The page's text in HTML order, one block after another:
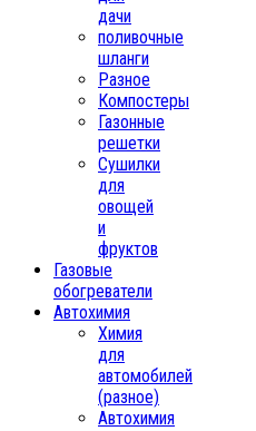
дачи
поливочные
шланги
Разное
Компостеры
Газонные
решетки
Сушилки
для
овощей
и
фруктов
Газовые
обогреватели
Автохимия
Химия
для
автомобилей
(разное)
Автохимия